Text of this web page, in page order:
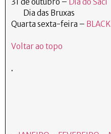
31 de outubro – Dia do Saci
Dia das Bruxas
Quarta sexta-feira –
Voltar ao topo
.